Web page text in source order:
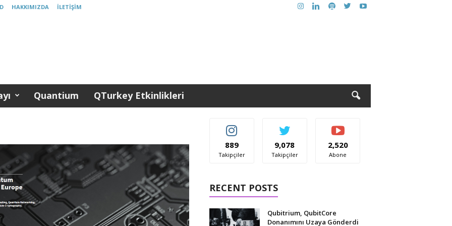
HAKKIMIZDA İLETIŞIM
Quantium QTurkey Etkinlikleri
889
Takipçiler
9,078
Takipçiler
2,520
Abone
RECENT POSTS
Qubitrium, QubitCore
Donanımını Uzaya Gönderdi